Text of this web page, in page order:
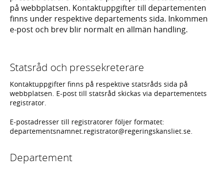
på webbplatsen. Kontaktuppgifter till departementen
finns under respektive departements sida. Inkommen
e-post och brev blir normalt en allmän handling.
Statsråd och pressekreterare
Kontaktuppgifter finns på respektive statsråds sida på
webbplatsen. E-post till statsråd skickas via departementets
registrator.
E-postadresser till registratorer följer formatet:
departementsnamnet.registrator@regeringskansliet.se.
Departement